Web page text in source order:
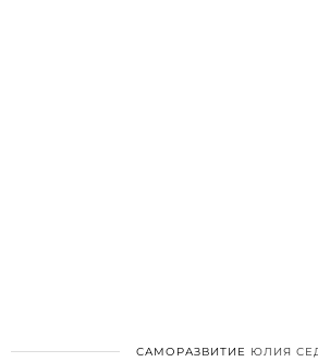
САМОРАЗВИТИЕ ЮЛИЯ